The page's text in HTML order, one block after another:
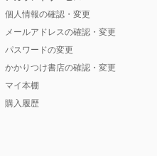
個人情報の確認・変更
メールアドレスの確認・変更
パスワードの変更
かかりつけ書店の確認・変更
マイ本棚
購入履歴